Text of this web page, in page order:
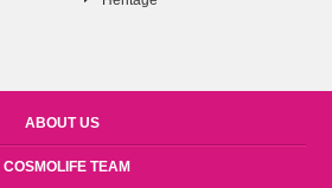
ABOUT US
COSMOLIFE TEAM